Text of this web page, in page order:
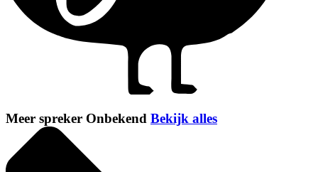
Meer spreker Onbekend Bekijk alles